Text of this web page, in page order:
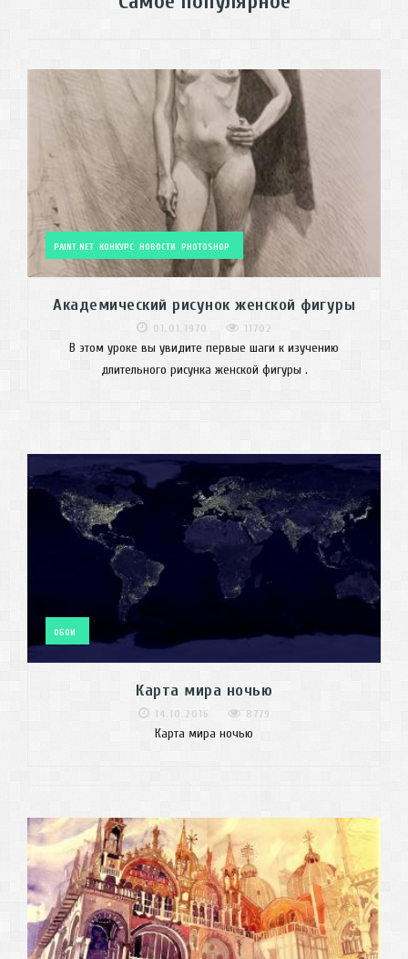
PAINT.NET КОНКУРС НОВОСТИ PHOTOSHOP
Академический рисунок женской фигуры
01.01.1970 11702
В этом уроке вы увидите первые шаги к изучению
длительного рисунка женской фигуры .
ОБОИ
Карта мира ночью
14.10.2016 8779
Карта мира ночью